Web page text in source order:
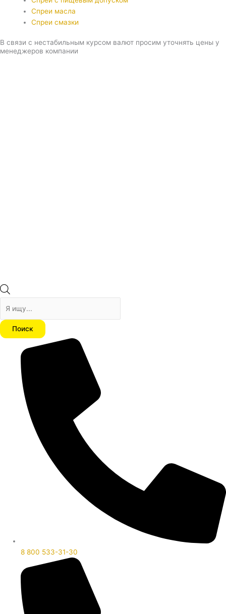
Спреи масла
Спреи смазки
В связи с нестабильным курсом валют просим уточнять цены у
менеджеров компании
Поиск
8 800 533-31-30